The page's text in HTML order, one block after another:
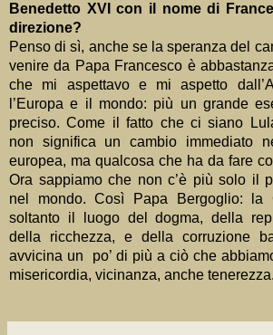
Benedetto XVI con il nome di
direzione?
Penso di sì, anche se la speranza del
venire da Papa Francesco è
che mi aspettavo e mi aspetto
l’Europa e il mondo: più un grande
preciso. Come il fatto che ci siano
non significa un cambio immediato
europea, ma qualcosa che ha da fare
Ora sappiamo che non c’è più solo il
nel mondo. Così Papa Bergoglio:
soltanto il luogo del dogma, della
della ricchezza, e della corruzione
avvicina un
po’ di più a ciò che
misericordia, vicinanza, anche tenerezza.